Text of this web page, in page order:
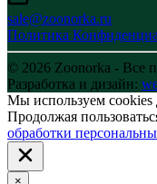
sale@zoonorka.ru
Политика
© 2026 Zoonorka - Все
Разработка и дизайн:
Мы используем cookies
Продолжая
обработки
×